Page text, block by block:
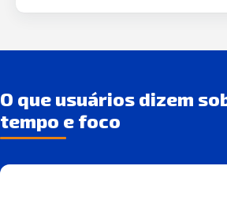
O que usuários dizem
tempo e foco